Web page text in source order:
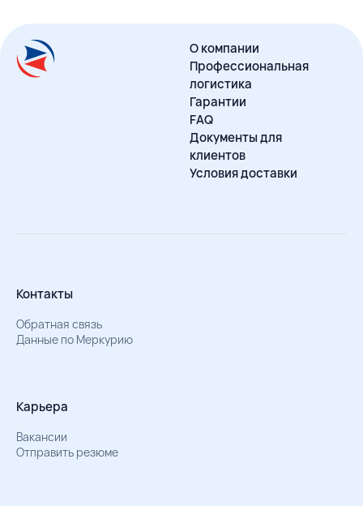
О компании
Профессиональная
логистика
Гарантии
FAQ
Документы для
клиентов
Условия доставки
Контакты
Обратная связь
Данные по Меркурию
Карьера
Вакансии
Отправить резюме